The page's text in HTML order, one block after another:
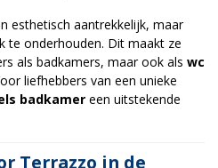
esthetisch aantrekkelijk, maar
te onderhouden. Dit maakt ze
als badkamers, maar ook als wc
liefhebbers van een unieke
badkamer een uitstekende
Terrazzo in de